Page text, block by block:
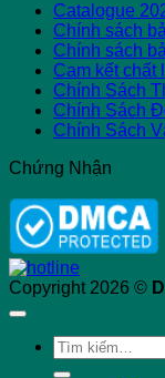
Catalogue
Chính sách
Chính sách
Cam kết chất
Chính Sách
Chính Sách
Chính Sách
Chứng Nhận
Copyright 2026 ©
Tìm
kiếm: